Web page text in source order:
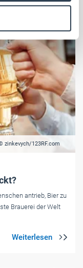
from your use
zinkevych/123RF.com
antrieb, Bier zu
Brauerei der Welt